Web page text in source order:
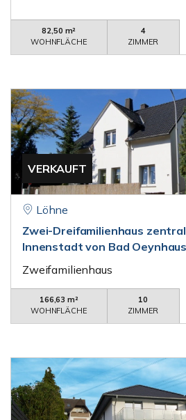
82,50 m²
WOHNFLÄCHE
4
ZIMMER
VERKAUFT
Löhne
Zwei-Dreifamilienhaus
Innenstadt von Bad
Zweifamilienhaus
166,63 m²
WOHNFLÄCHE
10
ZIMMER